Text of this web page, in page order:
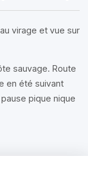
virage et vue sur
sauvage. Route
en été suivant
pique nique